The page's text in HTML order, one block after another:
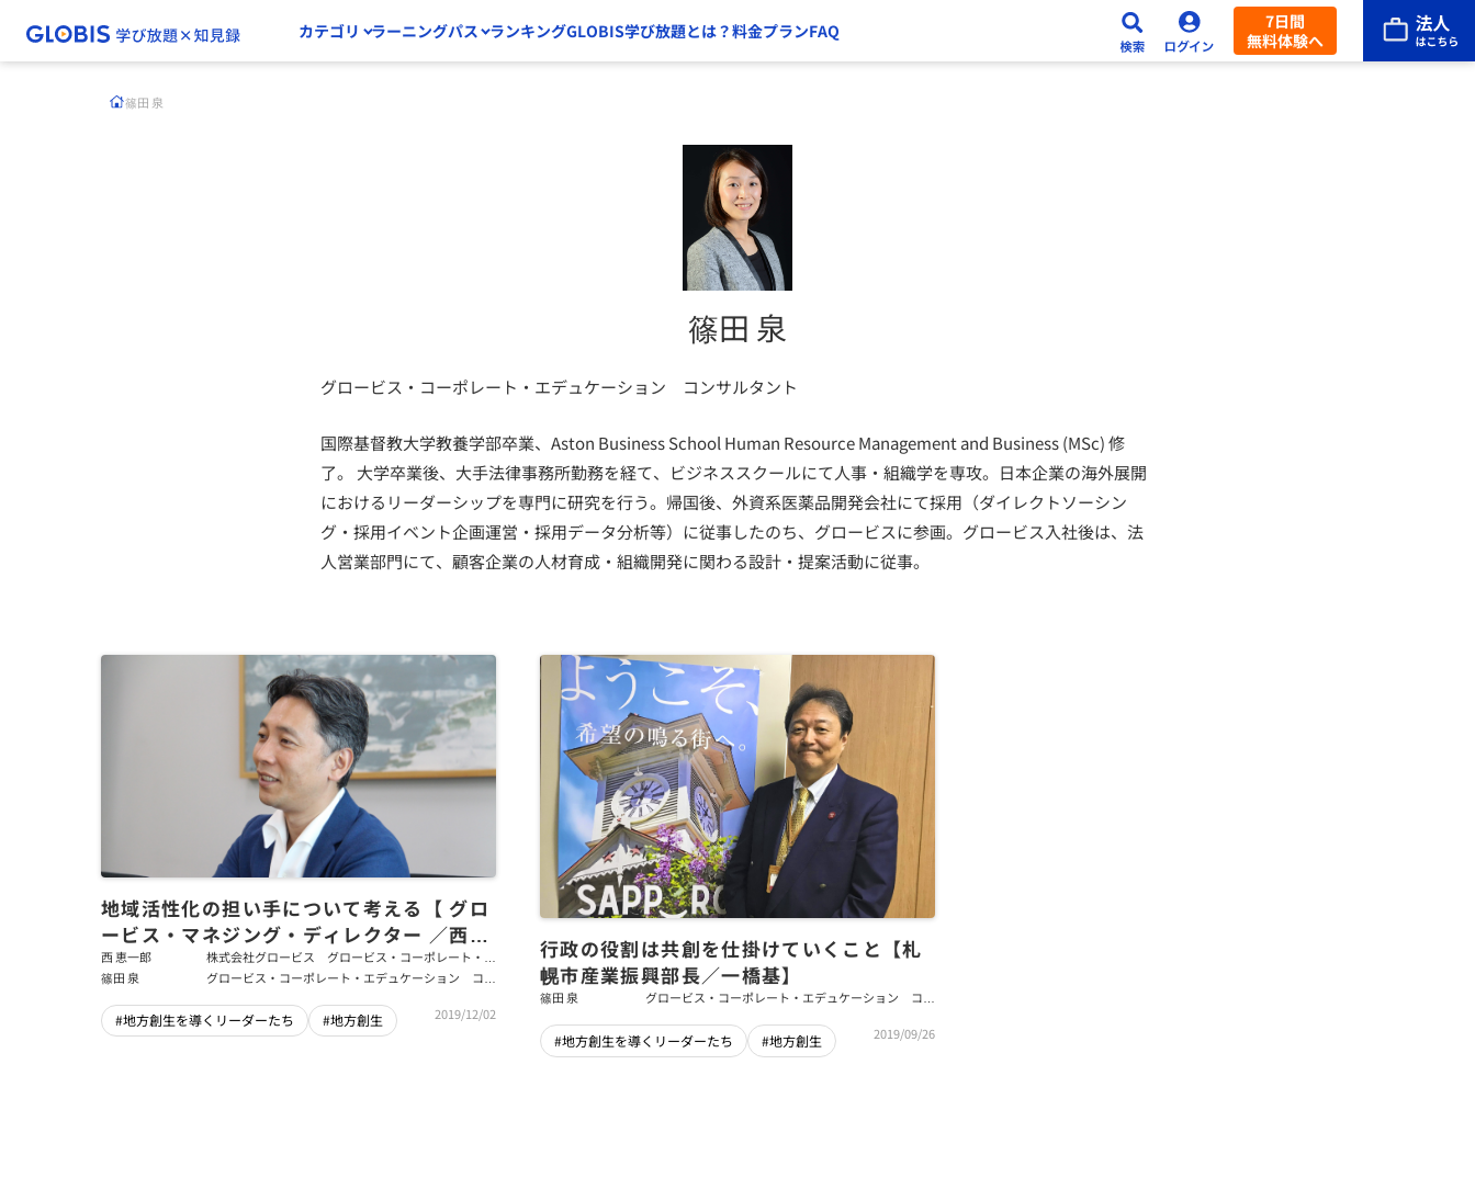
カテゴリ ラーニングパス ランキングGLOBIS学び放題とは？料金プランFAQ
7日間
無料体験へ
篠田 泉
篠田 泉
グロービス・コーポレート・エデュケーション コンサルタント
国際基督教大学教養学部卒業、Aston Business School Human Resource Management and Business (MSc) 修
了。 大学卒業後、大手法律事務所勤務を経て、ビジネススクールにて人事・組織学を専攻。日本企業の海外展開
におけるリーダーシップを専門に研究を行う。帰国後、外資系医薬品開発会社にて採用（ダイレクトソーシン
グ・採用イベント企画運営・採用データ分析等）に従事したのち、グロービスに参画。グロービス入社後は、法
人営業部門にて、顧客企業の人材育成・組織開発に関わる設計・提案活動に従事。
地域活性化の担い手について考える【 グロ
ービス・マネジング・ディレクター ／西恵
一郎】
西 恵一郎
株式会社グロービス グロービス・コーポレート・エ
デュケーション フェロー
篠田 泉
グロービス・コーポレート・エデュケーション コン
#地方創生を導くリーダーたち #地方創生 2019/12/02
行政の役割は共創を仕掛けていくこと【札
幌市産業振興部長／一橋基】
篠田 泉
グロービス・コーポレート・エデュケーション コン
#地方創生を導くリーダーたち #地方創生 2019/09/26